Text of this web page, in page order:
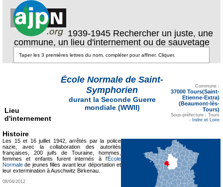
1939-1945 Rechercher un juste, une
commune, un lieu d'internement ou de sauvetage
Lieu
d'internement
École Normale de Saint-
Symphorien
durant la Seconde Guerre
mondiale (WWII)
Commune :
37000 Tours(Saint-
Etienne-Extra)
(Beaumont-lès-
Tours)
Sous-préfecture : Tours
- Indre et Loire
Histoire
Les 15 et 16 juillet 1942, arrêtés par la police
nazie, avec la collaboration des autorités
françaises, 200 juifs de Touraine, hommes,
femmes et enfants furent internés à l'École
Normale de jeunes filles avant leur déportation et
leur extermination à Auschwitz Birkenau.
08/04/2012